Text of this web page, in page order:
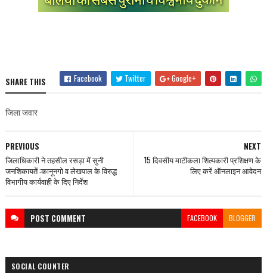
SHARE THIS Facebook Twitter Google+
जिला जवार
NEXT
15 दिवसीय माटीकला शिल्पकारी प्रशिक्षण के
लिए करें ऑनलाइन आवेदन
PREVIOUS
जिलाधिकारी ने तहसील रसड़ा में सुनी
जनशिकायतें :कानूनगो व लेखपाल के विरुद्ध
विभागीय कार्यवाही के दिए निर्देश
POST COMMENT FACEBOOK BLOGGER
SOCIAL COUNTER